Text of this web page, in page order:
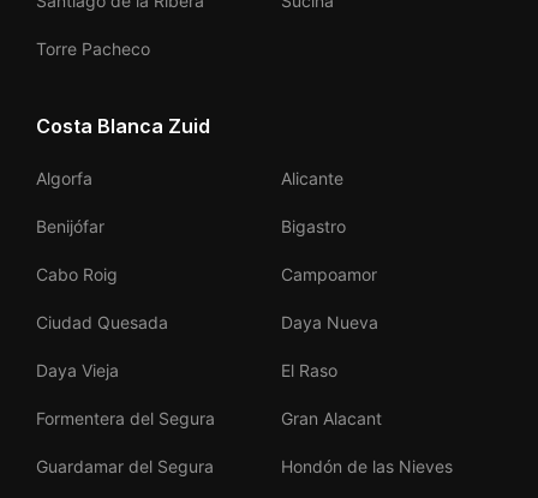
Torre Pacheco
Costa Blanca Zuid
Algorfa Alicante
Benijófar Bigastro
Cabo Roig Campoamor
Ciudad Quesada Daya Nueva
Daya Vieja El Raso
Formentera del Segura Gran Alacant
Guardamar del Segura Hondón de las Nieves